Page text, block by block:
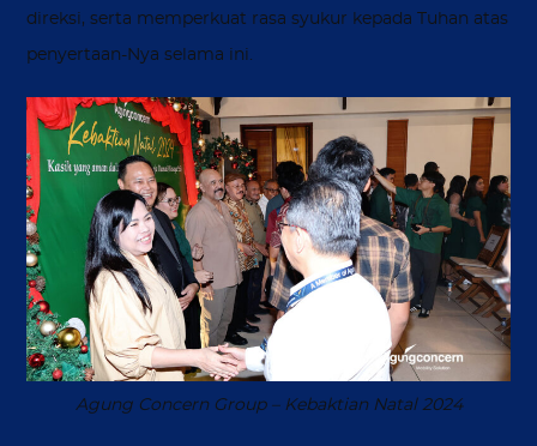
direksi, serta memperkuat rasa syukur kepada Tuhan atas
penyertaan-Nya selama ini.
Agung Concern Group – Kebaktian Natal 2024